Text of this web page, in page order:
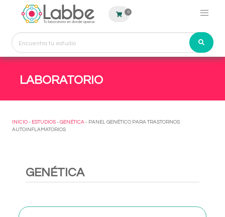
0
LABORATORIO
INICIO - ESTUDIOS - GENÉTICA - PANEL GENÉTICO PARA TRASTORNOS
AUTOINFLAMATORIOS
GENÉTICA